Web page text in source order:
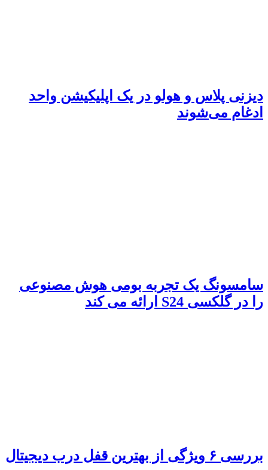
دیزنی پلاس و هولو در یک اپلیکیشن واحد
ادغام می‌شوند
سامسونگ یک تجربه بومی هوش مصنوعی
را در گلکسی S24 ارائه می کند
بررسی ۶ ویژگی از بهترین قفل درب دیجیتال